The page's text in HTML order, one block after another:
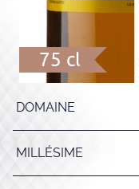
75 cl
DOMAINE
MILLÉSIME